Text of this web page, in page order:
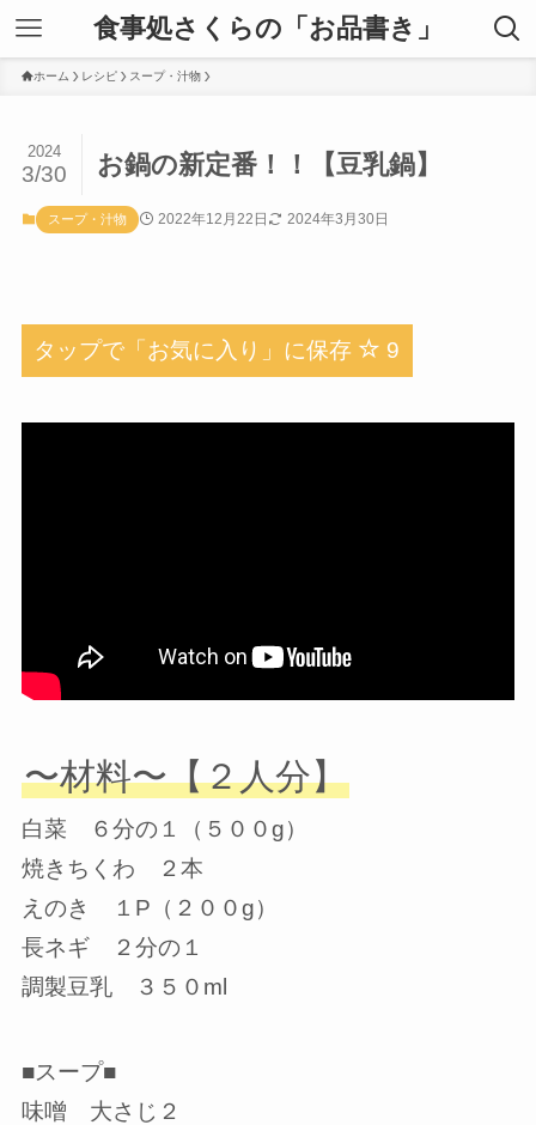
食事処さくらの「お品書き」
ホーム レシピ スープ・汁物
お鍋の新定番！！【豆乳鍋】
2024
3/30
スープ・汁物 2022年12月22日 2024年3月30日
タップで「お気に入り」に保存 9
〜材料〜【２人分】
白菜 ６分の１（５００g）
焼きちくわ ２本
えのき １P（２００g）
長ネギ ２分の１
調製豆乳 ３５０ml
■スープ■
味噌 大さじ２